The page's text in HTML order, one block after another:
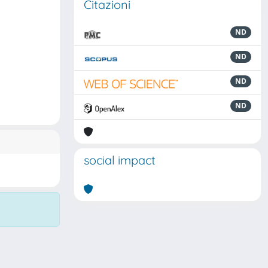
Citazioni
ND
ND
ND
ND
social impact